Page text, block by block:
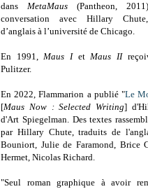
dansMetaMaus (Pantheon,
conversation avec Hillary
d’anglais à l’université de Chicago.
En 1991,Maus I etMaus II
Pulitzer.
En 2022, Flammarion a publié "Le
[Maus Now : Selected Writing]
d'Art Spiegelman. Des textes
par Hillary Chute, traduits de
Bouniort, Julie de Faramond, Brice
Hermet, Nicolas Richard.
"Seul roman graphique à avoir